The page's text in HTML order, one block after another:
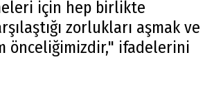
için hep birlikte
zorlukları aşmak ve
önceliğimizdir," ifadelerini